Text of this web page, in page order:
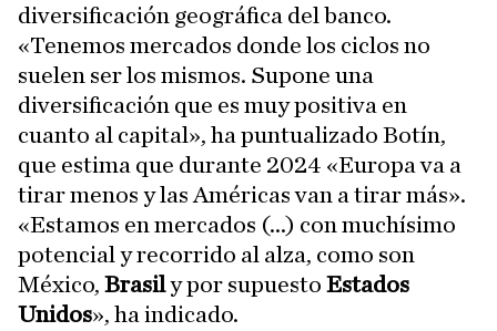
diversificación geográfica del banco.
«Tenemos mercados donde los ciclos no
suelen ser los mismos. Supone una
diversificación que es muy positiva en
cuanto al capital», ha puntualizado Botín,
que estima que durante 2024 «Europa va a
tirar menos y las Américas van a tirar más».
«Estamos en mercados (...) con muchísimo
potencial y recorrido al alza, como son
México, Brasily por supuesto Estados
Unidos», ha indicado.